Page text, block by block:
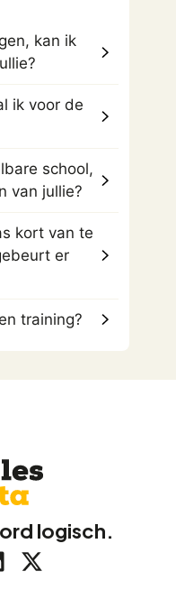
kan ik
ik voor de
school,
van jullie?
kort van te
er
training?
logisch.